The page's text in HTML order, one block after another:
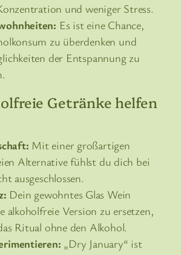
und weniger Stress.
Es ist eine Chance,
zu überdenken und
der Entspannung zu
Getränke helfen
Mit einer großartigen
Alternative fühlst du dich bei
ausgeschlossen.
Dein gewohntes Glas Wein
alkoholfreie Version zu ersetzen,
Ritual ohne den Alkohol.
„Dry January“ ist